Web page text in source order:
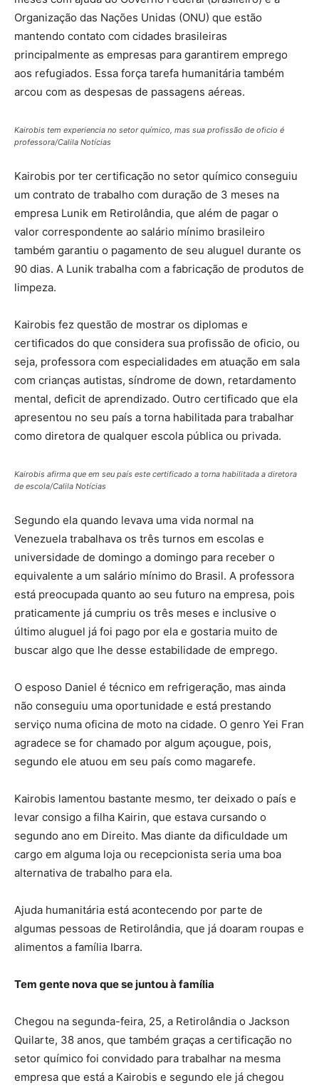
Organização das Nações Unidas (ONU) que estão
mantendo contato com cidades brasileiras
principalmente as empresas para garantirem emprego
aos refugiados. Essa força tarefa humanitária também
arcou com as despesas de passagens aéreas.
Kairobis tem experiencia no setor químico, mas sua profissão de oficio é
professora/Calila Notícias
Kairobis por ter certificação no setor químico conseguiu
um contrato de trabalho com duração de 3 meses na
empresa Lunik em Retirolândia, que além de pagar o
valor correspondente ao salário mínimo brasileiro
também garantiu o pagamento de seu aluguel durante os
90 dias. A Lunik trabalha com a fabricação de produtos de
limpeza.
Kairobis fez questão de mostrar os diplomas e
certificados do que considera sua profissão de oficio, ou
seja, professora com especialidades em atuação em sala
com crianças autistas, síndrome de down, retardamento
mental, deficit de aprendizado. Outro certificado que ela
apresentou no seu país a torna habilitada para trabalhar
como diretora de qualquer escola pública ou privada.
Kairobis afirma que em seu país este certificado a torna habilitada a diretora
de escola/Calila Notícias
Segundo ela quando levava uma vida normal na
Venezuela trabalhava os três turnos em escolas e
universidade de domingo a domingo para receber o
equivalente a um salário mínimo do Brasil. A professora
está preocupada quanto ao seu futuro na empresa, pois
praticamente já cumpriu os três meses e inclusive o
último aluguel já foi pago por ela e gostaria muito de
buscar algo que lhe desse estabilidade de emprego.
O esposo Daniel é técnico em refrigeração, mas ainda
não conseguiu uma oportunidade e está prestando
serviço numa oficina de moto na cidade. O genro Yei Fran
agradece se for chamado por algum açougue, pois,
segundo ele atuou em seu país como magarefe.
Kairobis lamentou bastante mesmo, ter deixado o país e
levar consigo a filha Kairin, que estava cursando o
segundo ano em Direito. Mas diante da dificuldade um
cargo em alguma loja ou recepcionista seria uma boa
alternativa de trabalho para ela.
Ajuda humanitária está acontecendo por parte de
algumas pessoas de Retirolândia, que já doaram roupas e
alimentos a família Ibarra.
Tem gente nova que se juntou à família
Chegou na segunda-feira, 25, a Retirolândia o Jackson
Quilarte, 38 anos, que também graças a certificação no
setor químico foi convidado para trabalhar na mesma
empresa que está a Kairobis e segundo ele já chegou